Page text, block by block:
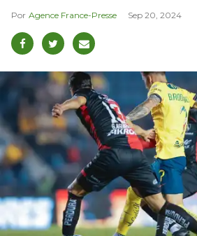
Agence France-Presse Sep 20, 2024